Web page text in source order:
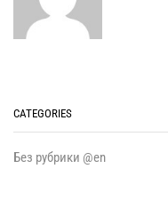
CATEGORIES
Без рубрики @en